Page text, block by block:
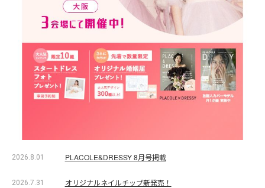
2026.8.01 PLACOLE&DRESSY 8月号掲載
2026.7.31 オリジナルネイルチップ新発売！